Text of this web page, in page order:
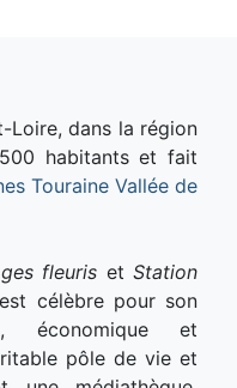
Loire, dans la région
habitants et fait
Touraine Vallée de
fleuris et Station
célèbre pour son
économique et
pôle de vie et